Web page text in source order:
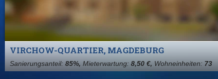
VIRCHOW-QUARTIER, MAGDEBURG
Sanierungsanteil: 85%, Mieterwartung: 8,50 €, Wohneinheiten: 73